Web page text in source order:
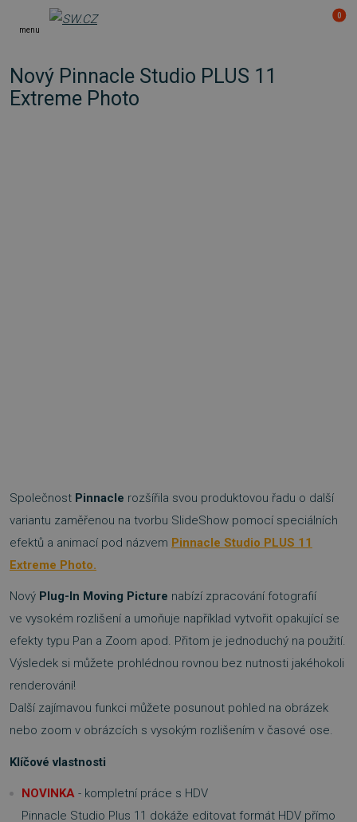
menu
0
Nový Pinnacle Studio PLUS 11
Extreme Photo
Společnost Pinnacle rozšířila svou produktovou řadu o další
variantu zaměřenou na tvorbu SlideShow pomocí speciálních
efektů a animací pod názvem Pinnacle Studio PLUS 11
Extreme Photo.
Nový Plug-In Moving Picture nabízí zpracování fotografií
ve vysokém rozlišení a umoňuje například vytvořit opakující se
efekty typu Pan a Zoom apod. Přitom je jednoduchý na použití.
Výsledek si můžete prohlédnou rovnou bez nutnosti jakéhokoli
renderování!
Další zajímavou funkci můžete posunout pohled na obrázek
nebo zoom v obrázcích s vysokým rozlišením v časové ose.
Klíčové vlastnosti
NOVINKA - kompletní práce s HDV
Pinnacle Studio Plus 11 dokáže editovat formát HDV přímo